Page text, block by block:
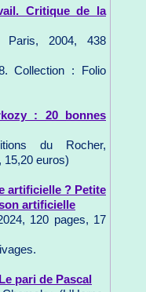
Critique de la
Paris, 2004, 438
Collection : Folio
: 20 bonnes
du Rocher,
15,20 euros)
artificielle ? Petite
artificielle
120 pages, 17
pari de Pascal